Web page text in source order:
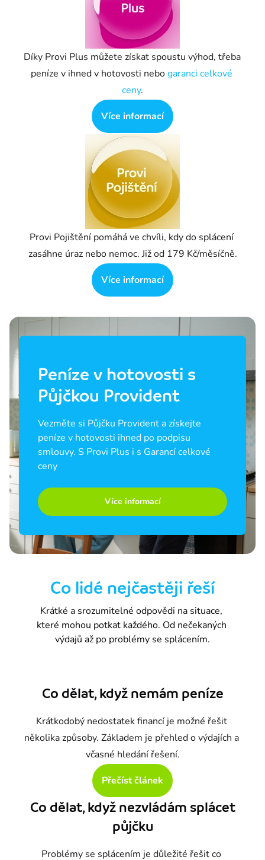
Díky Provi Plus můžete získat spoustu výhod, třeba
peníze v ihned v hotovosti nebo garanci celkové
ceny.
Více informací
Provi Pojištění pomáhá ve chvíli, kdy do splácení
zasáhne úraz nebo nemoc. Již od 179 Kč/měsíčně.
Více informací
Peníze v hotovosti s
Půjčkou Provident
Vezměte si Půjčku Provident a získejte
peníze v hotovosti ihned po podpisu
smlouvy. S Provi Plus i s Garancí celkové
ceny
Více informací
Co lidé nejčastěji řeší
Krátké a srozumitelné odpovědi na situace,
které mohou potkat každého. Od nečekaných
výdajů až po problémy se splácením.
Co dělat, když nemám peníze
Krátkodobý nedostatek financí je možné řešit
několika způsoby. Základem je přehled o výdajích a
včasné hledání řešení.
Přečíst článek
Co dělat, když nezvládám splácet
půjčku
Problémy se splácením je důležité řešit co